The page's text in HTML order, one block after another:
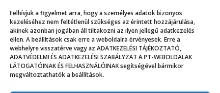
Felhívjuk a figyelmet arra, hogy a személyes adatok bizonyos
kezeléséhez nem feltétlenül szükséges az érintett hozzájárulása,
akinek azonban jogában áll tiltakozni az ilyen jellegű adatkezelés
ellen. A beállítások csak erre a weboldalra érvényesek. Erre a
webhelyre visszatérve vagy az ADATKEZELÉSI TÁJÉKOZTATÓ,
ADATVÉDELMI ÉS ADATKEZELÉSI SZABÁLYZAT A PT-WEBOLDALAK
LÁTOGATÓINAK ÉS FELHASZNÁLÓINAK segítségével bármikor
megváltoztathatók a beállítások.
Csillagásztábor: fedezd fel a végtelent!